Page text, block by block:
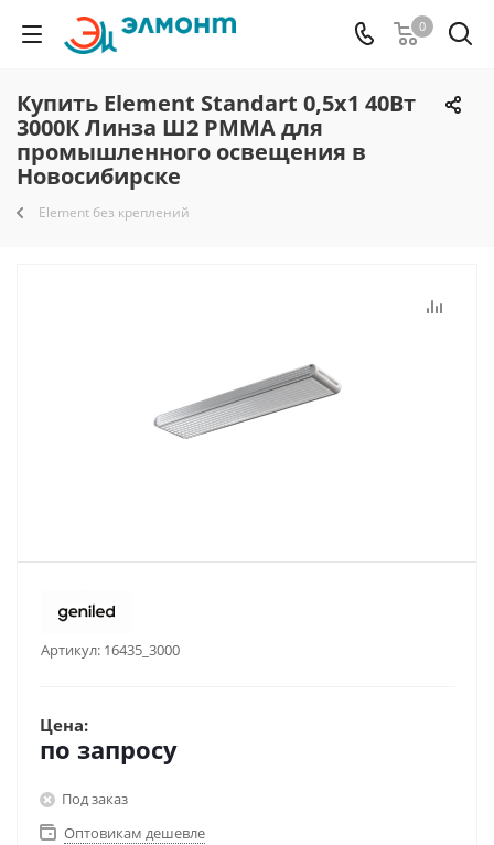
0
Купить Element Standart 0,5х1 40Вт
3000К Линза Ш2 PMMA для
промышленного освещения в
Новосибирске
Element без креплений
Артикул: 16435_3000
Цена:
по запросу
Под заказ
Оптовикам дешевле